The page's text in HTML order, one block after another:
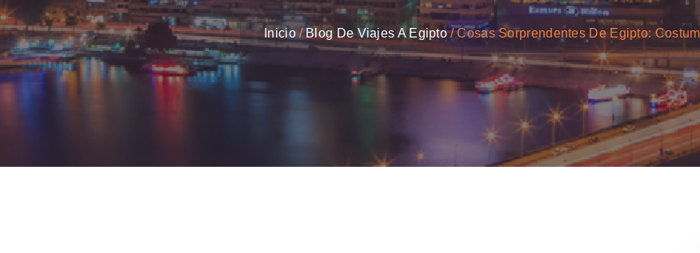
Inicio Blog De Viajes A Egipto Cosas Sorprendentes De Egipto: